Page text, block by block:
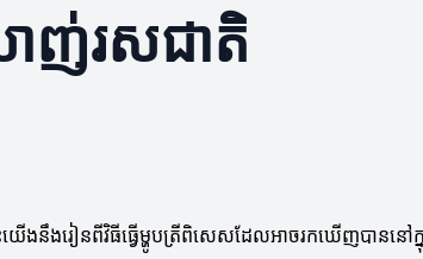
ាញ់រសជាតិ
ើងនឹងរៀនពីវិធីធ្វើម្ហូបត្រីពិសេសដែលអាចរកឃើញបាននៅក្នុ